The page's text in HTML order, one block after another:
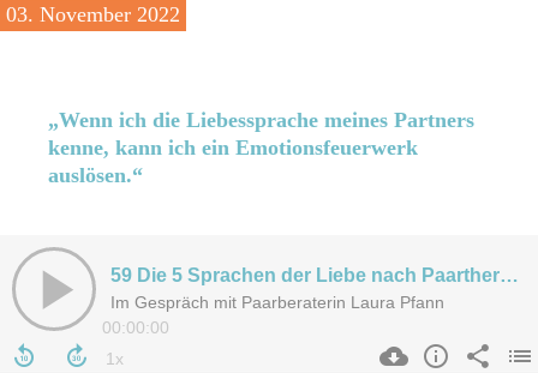
03. November 2022
„Wenn ich die Liebessprache meines Partners
kenne, kann ich ein Emotionsfeuerwerk
auslösen.“